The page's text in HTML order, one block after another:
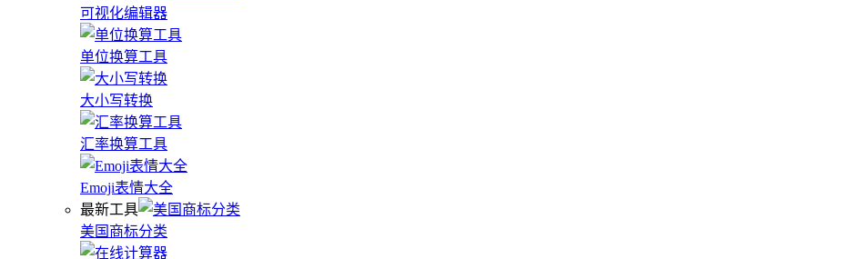
可视化编辑器
单位换算工具
大小写转换
汇率换算工具
Emoji表情大全
最新工具
美国商标分类